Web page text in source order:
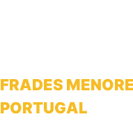
FRADES
PORTUGAL